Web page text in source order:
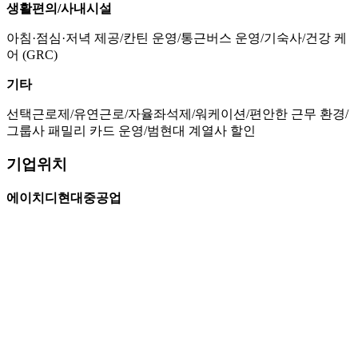
생활편의/사내시설
아침·점심·저녁 제공/칸틴 운영/통근버스 운영/기숙사/건강 케
어 (GRC)
기타
선택근로제/유연근로/자율좌석제/워케이션/편안한 근무 환경/
그룹사 패밀리 카드 운영/범현대 계열사 할인
기업위치